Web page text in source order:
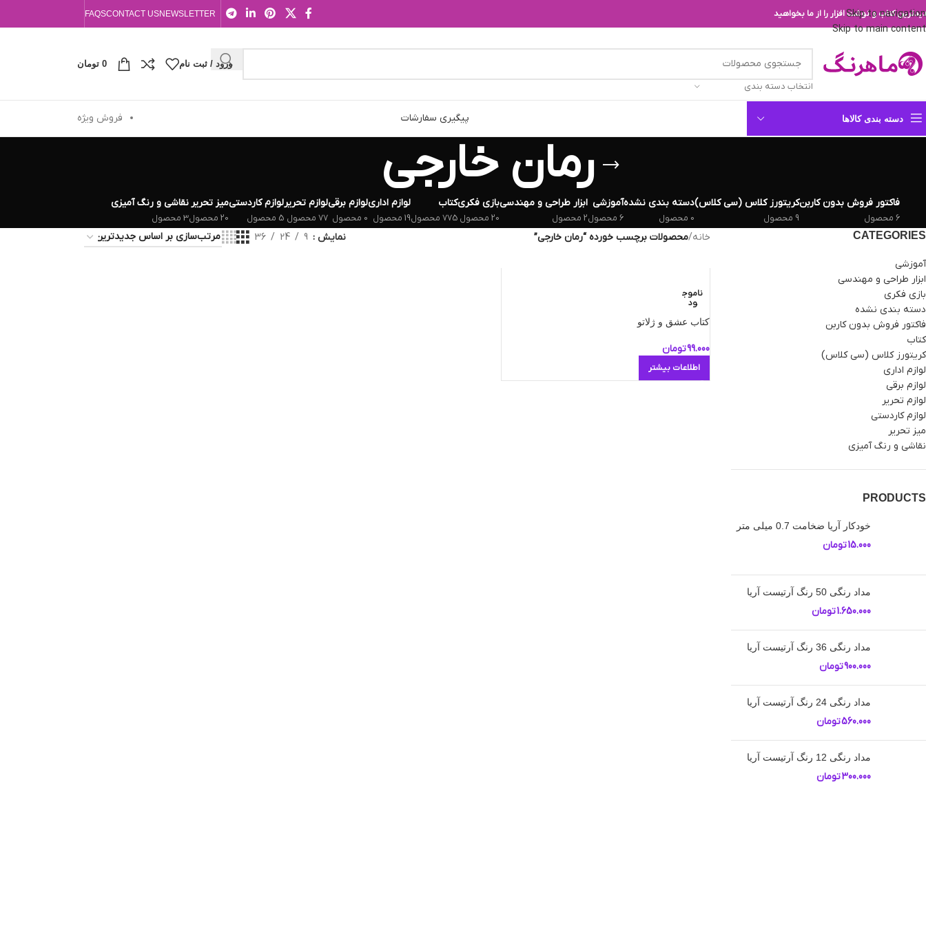
Skip to navigation
Skip to main content
کتاب و نوشت افزار را از ما بخواهید NEWSLETTER
CONTACT US
FAQS
انتخاب دسته بندی
ورود / ثبت نام 0 تومان
دسته بندی کالاها پیگیری سفارشات فروش ویژه
رمان خارجی
فاکتور فروش بدون کاربن
6 محصول
کریتورز کلاس (سی کلاس)
9 محصول
دسته بندی نشده
0 محصول
آموزشی
6 محصول
ابزار طراحی و مهندسی
2 محصول
بازی فکری
20 محصول
کتاب
775 محصول
لوازم اداری
19 محصول
لوازم برقی
0 محصول
لوازم تحریر
77 محصول
لوازم کاردستی
5 محصول
میز تحریر
20 محصول
نقاشی و رنگ آمیزی
3 محصول
CATEGORIES
آموزشی
ابزار طراحی و مهندسی
بازی فکری
دسته بندی نشده
فاکتور فروش بدون کاربن
کتاب
کریتورز کلاس (سی کلاس)
لوازم اداری
لوازم برقی
لوازم تحریر
لوازم کاردستی
میز تحریر
نقاشی و رنگ آمیزی
PRODUCTS
خودکار آریا ضخامت 0.7 میلی متر
15.000تومان
مداد رنگی 50 رنگ آرتیست آریا
1.650.000تومان
مداد رنگی 36 رنگ آرتیست آریا
900.000تومان
مداد رنگی 24 رنگ آرتیست آریا
560.000تومان
مداد رنگی 12 رنگ آرتیست آریا
300.000تومان
خانه/محصولات برچسب خورده “رمان خارجی” نمایش 9
24
36
ناموج
ود
کتاب عشق و ژلاتو
99.000تومان
اطلاعات بیشتر